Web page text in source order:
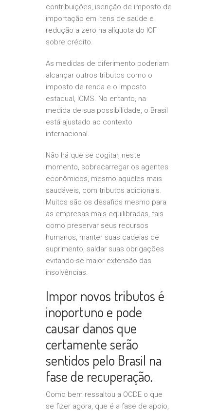
contribuições, isenção de imposto de
importação em itens de saúde e
redução a zero na alíquota do IOF
sobre crédito.
As medidas de diferimento poderiam
alcançar outros tributos como o
imposto de renda e o imposto
estadual, ICMS. No entanto, na
medida de sua possibilidade, o Brasil
está ajustado ao contexto
internacional.
Não há que se cogitar, neste
momento, sobrecarregar os agentes
econômicos, mesmo aqueles mais
saudáveis, com tributos adicionais.
Muitos são os desafios mesmo para
as empresas mais equilibradas, tais
como preservar seus recursos
humanos, manter suas cadeias de
suprimento, saldar suas obrigações
evitando-se maior extensão das
insolvências.
Impor novos tributos é
inoportuno e pode
causar danos que
certamente serão
sentidos pelo Brasil na
fase de recuperação.
Como bem ressaltou a OCDE o que
se fizer agora, que é a fase de apoio,